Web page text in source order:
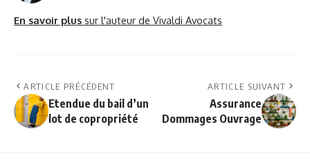
En savoir plus sur l'auteur de Vivaldi Avocats
ARTICLE PRÉCÉDENT
Etendue du bail d’un
lot de copropriété
ARTICLE SUIVANT
Assurance
Dommages Ouvrage